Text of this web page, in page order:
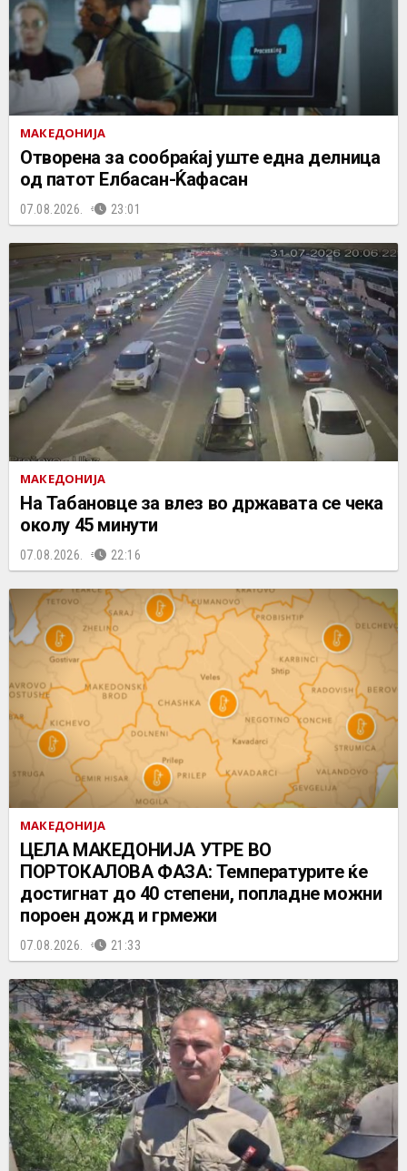
МАКЕДОНИЈА
Отворена за сообраќај уште една делница
од патот Елбасан-Ќафасан
07.08.2026. 23:01
МАКЕДОНИЈА
На Табановце за влез во државата се чека
околу 45 минути
07.08.2026. 22:16
МАКЕДОНИЈА
ЦЕЛА МАКЕДОНИЈА УТРЕ ВО
ПОРТОКАЛОВА ФАЗА: Температурите ќе
достигнат до 40 степени, попладне можни
пороен дожд и грмежи
07.08.2026. 21:33